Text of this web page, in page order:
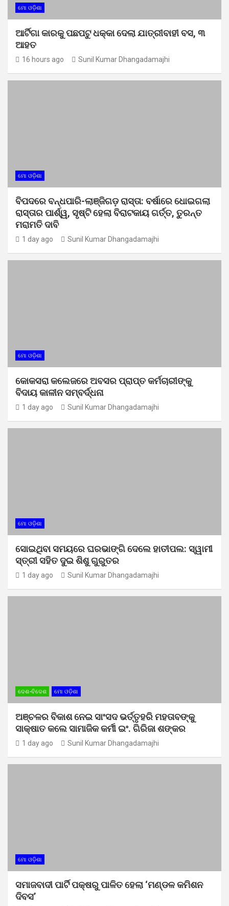
ମୋ ଓଡ଼ିଶା
ଆର୍ଟିଗା କାରକୁ ପଛପଟୁ ଧକ୍କା ଦେଲା ଯାତ୍ରୀବାହୀ ବସ, ୩
ଆହତ
16 hours ago Sunil Kumar Dhangadamajhi
ମୋ ଓଡ଼ିଶା
ବିପଦରେ ବନ୍ଧପାରି-ଲାଞ୍ଜିଗଡ଼ ରାସ୍ତା: ବର୍ଷାରେ ଧୋଇଗଲା
ରାସ୍ତାର ପାର୍ଶ୍ୱ, ସୃଷ୍ଟି ହେଲା ବିରାଟକାୟ ଗର୍ତ୍ତ, ତୁରନ୍ତ
ମରାମତି ଦାବି
1 day ago Sunil Kumar Dhangadamajhi
ମୋ ଓଡ଼ିଶା
କୋକସରା କଲେଜରେ ଅବସର ପ୍ରାପ୍ତ କର୍ମଚାରୀଙ୍କୁ
ବିଦାୟ କାଳୀନ ସମ୍ବର୍ଦ୍ଧନା
1 day ago Sunil Kumar Dhangadamajhi
ମୋ ଓଡ଼ିଶା
ସୋଇଥିବା ସମୟରେ ଘରଭାଙ୍ଗି ଦେଲେ ହାତୀପଲ: ସ୍ୱାମୀ
ସ୍ତ୍ରୀ ସହିତ ଦୁଇ ଶିଶୁ ଗୁରୁତର
1 day ago Sunil Kumar Dhangadamajhi
ଦେଶ-ବିଦେଶ ମୋ ଓଡ଼ିଶା
ଅଞ୍ଚଳର ବିକାଶ ନେଇ ସାଂସଦ ଭର୍ତ୍ତୃହରି ମହତାବଙ୍କୁ
ସାକ୍ଷାତ କଲେ ସାମାଜିକ କର୍ମୀ ଇଂ. ଗିରିଜା ଶଙ୍କର
1 day ago Sunil Kumar Dhangadamajhi
ମୋ ଓଡ଼ିଶା
ସମାଜବାଦୀ ପାର୍ଟି ପକ୍ଷରୁ ପାଳିତ ହେଲା ‘ମଣ୍ଡଳ କମିଶନ
ଦିବସ’